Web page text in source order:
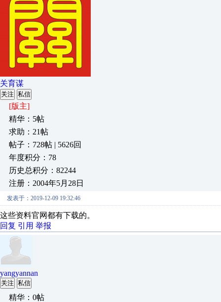
关育谋
关注 私信
[版主]
精华：5帖
求助：21帖
帖子：728帖 | 5626回
年度积分：78
历史总积分：82244
注册：2004年5月28日
发表于：2019-12-09 19:32:46
这些资料官网都有下载的。
回复 引用 举报
yangyannan
关注 私信
精华：0帖